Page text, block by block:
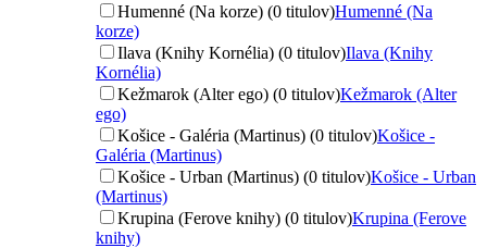
Humenné (Na korze) (0 titulov)Humenné (Na
korze)
Ilava (Knihy Kornélia) (0 titulov)Ilava (Knihy
Kornélia)
Kežmarok (Alter ego) (0 titulov)Kežmarok (Alter
ego)
Košice - Galéria (Martinus) (0 titulov)Košice -
Galéria (Martinus)
Košice - Urban (Martinus) (0 titulov)Košice - Urban
(Martinus)
Krupina (Ferove knihy) (0 titulov)Krupina (Ferove
knihy)